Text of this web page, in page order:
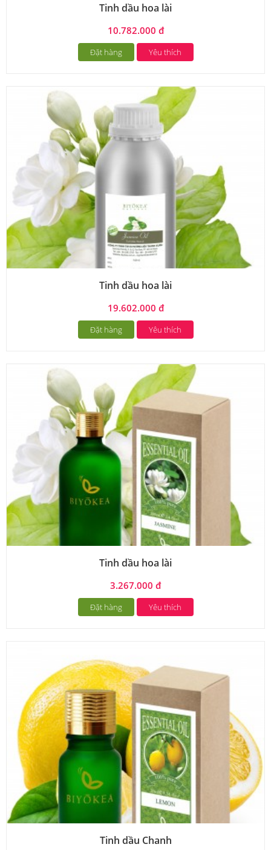
Tinh dầu hoa lài
10.782.000 đ
Đặt hàng Yêu thích
Tinh dầu hoa lài
19.602.000 đ
Đặt hàng Yêu thích
Tinh dầu hoa lài
3.267.000 đ
Đặt hàng Yêu thích
Tinh dầu Chanh